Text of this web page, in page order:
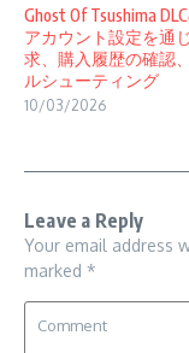
Ghost Of Tsushima
アカウント設定を通
求、購入履歴の確認
ルシューティング
10/03/2026
Leave a Reply
Your email address
marked *